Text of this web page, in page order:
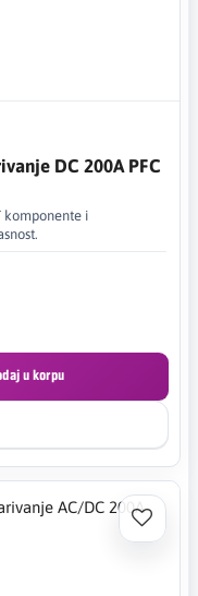
DC 200A PFC
komponente i
u korpu